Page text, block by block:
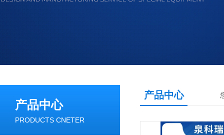
产品中心
PRODUCTS CNETER
产品中心